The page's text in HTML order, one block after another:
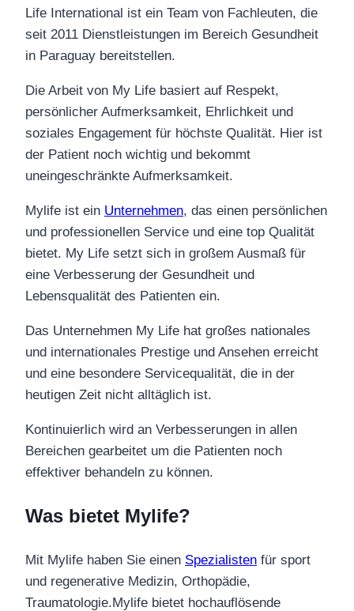
Life International ist ein Team von Fachleuten, die
seit 2011 Dienstleistungen im Bereich Gesundheit
in Paraguay bereitstellen.
Die Arbeit von My Life basiert auf Respekt,
persönlicher Aufmerksamkeit, Ehrlichkeit und
soziales Engagement für höchste Qualität. Hier ist
der Patient noch wichtig und bekommt
uneingeschränkte Aufmerksamkeit.
Mylife ist ein Unternehmen, das einen persönlichen
und professionellen Service und eine top Qualität
bietet. My Life setzt sich in großem Ausmaß für
eine Verbesserung der Gesundheit und
Lebensqualität des Patienten ein.
Das Unternehmen My Life hat großes nationales
und internationales Prestige und Ansehen erreicht
und eine besondere Servicequalität, die in der
heutigen Zeit nicht alltäglich ist.
Kontinuierlich wird an Verbesserungen in allen
Bereichen gearbeitet um die Patienten noch
effektiver behandeln zu können.
Was bietet Mylife?
Mit Mylife haben Sie einen Spezialisten für sport
und regenerative Medizin, Orthopädie,
Traumatologie.Mylife bietet hochauflösende